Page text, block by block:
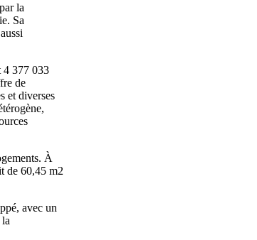
la
Sa
4 377 033
de
et diverses
À
de 60,45 m2
avec un